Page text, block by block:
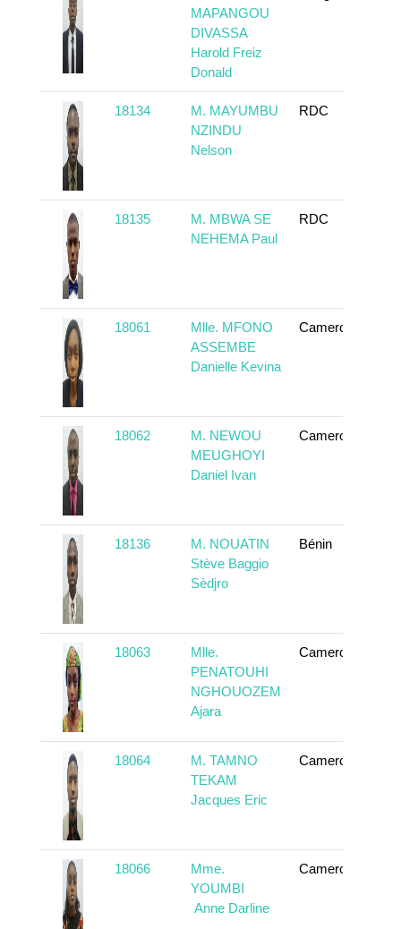
MAPANGOU
DIVASSA
Harold Freiz
Donald
18134
M. MAYUMBU
NZINDU
Nelson
RDC
18135
M. MBWA SE
NEHEMA Paul
RDC
18061
Mlle. MFONO
ASSEMBE
Danielle Kevina
Cameroun
18062
M. NEWOU
MEUGHOYI
Daniel Ivan
Cameroun
18136
M. NOUATIN
Stève Baggio
Sèdjro
Bénin
18063
Mlle.
PENATOUHI
NGHOUOZEM
Ajara
Cameroun
18064
M. TAMNO
TEKAM
Jacques Eric
Cameroun
18066
Mme.
YOUMBI
Anne Darline
Cameroun